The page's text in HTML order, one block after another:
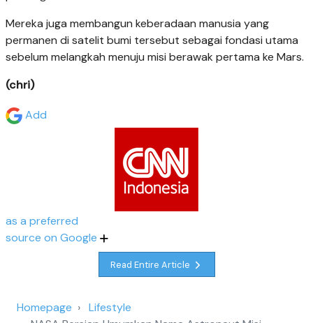
Mereka juga membangun keberadaan manusia yang
permanen di satelit bumi tersebut sebagai fondasi utama
sebelum melangkah menuju misi berawak pertama ke Mars.
(chri)
Add
as a preferred
source on Google
Read Entire Article
Homepage
Lifestyle